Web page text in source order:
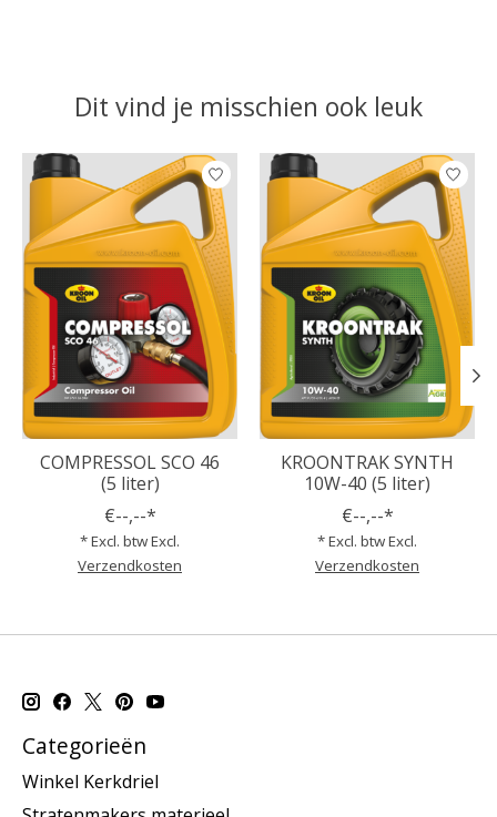
Dit vind je misschien ook leuk
Items van productcarrousel
COMPRESSOL SCO 46
(5 liter)
€--,--*
* Excl. btw Excl.
Verzendkosten
KROONTRAK SYNTH
10W-40 (5 liter)
€--,--*
* Excl. btw Excl.
Verzendkosten
Categorieën
Winkel Kerkdriel